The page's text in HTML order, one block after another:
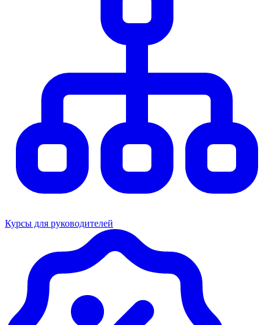
Курсы для руководителей